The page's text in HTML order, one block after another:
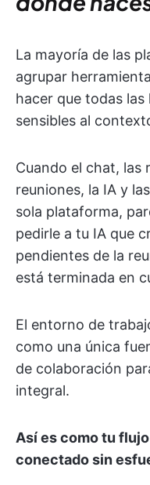
La mayoría de las
agrupar
hacer que todas
sensibles al
Cuando el chat, las
reuniones, la IA y
sola plataforma,
pedirle a tu IA que
pendientes de la
está terminada en
El entorno de
como una única
de colaboración
integral.
Así es como tu
conectado sin